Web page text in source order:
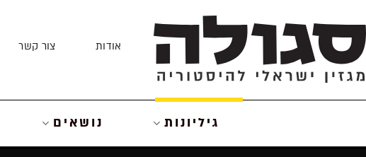
to
content
אודות צור קשר
גיליונות נושאים